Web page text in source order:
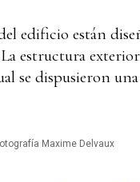
edificio están
estructura
se dispusieron
Maxime Delvaux